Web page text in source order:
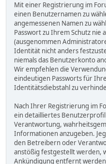
Mit einer Registrierung im
einen Benutzernamen zu
angemessenen Namen zu
Passwort zu Ihrem Schutz
(ausgenommen
Identität nicht anders
niemals das Benutzerkonto
Wir empfehlen die
eindeutigen Passworts für
Identitätsdiebstahl zu
Nach Ihrer Registrierung im
ein detailliertes
Verantwortung,
Informationen anzugeben.
den Betreibern oder
anstößig festgestellt werden,
Ankündigung entfernt